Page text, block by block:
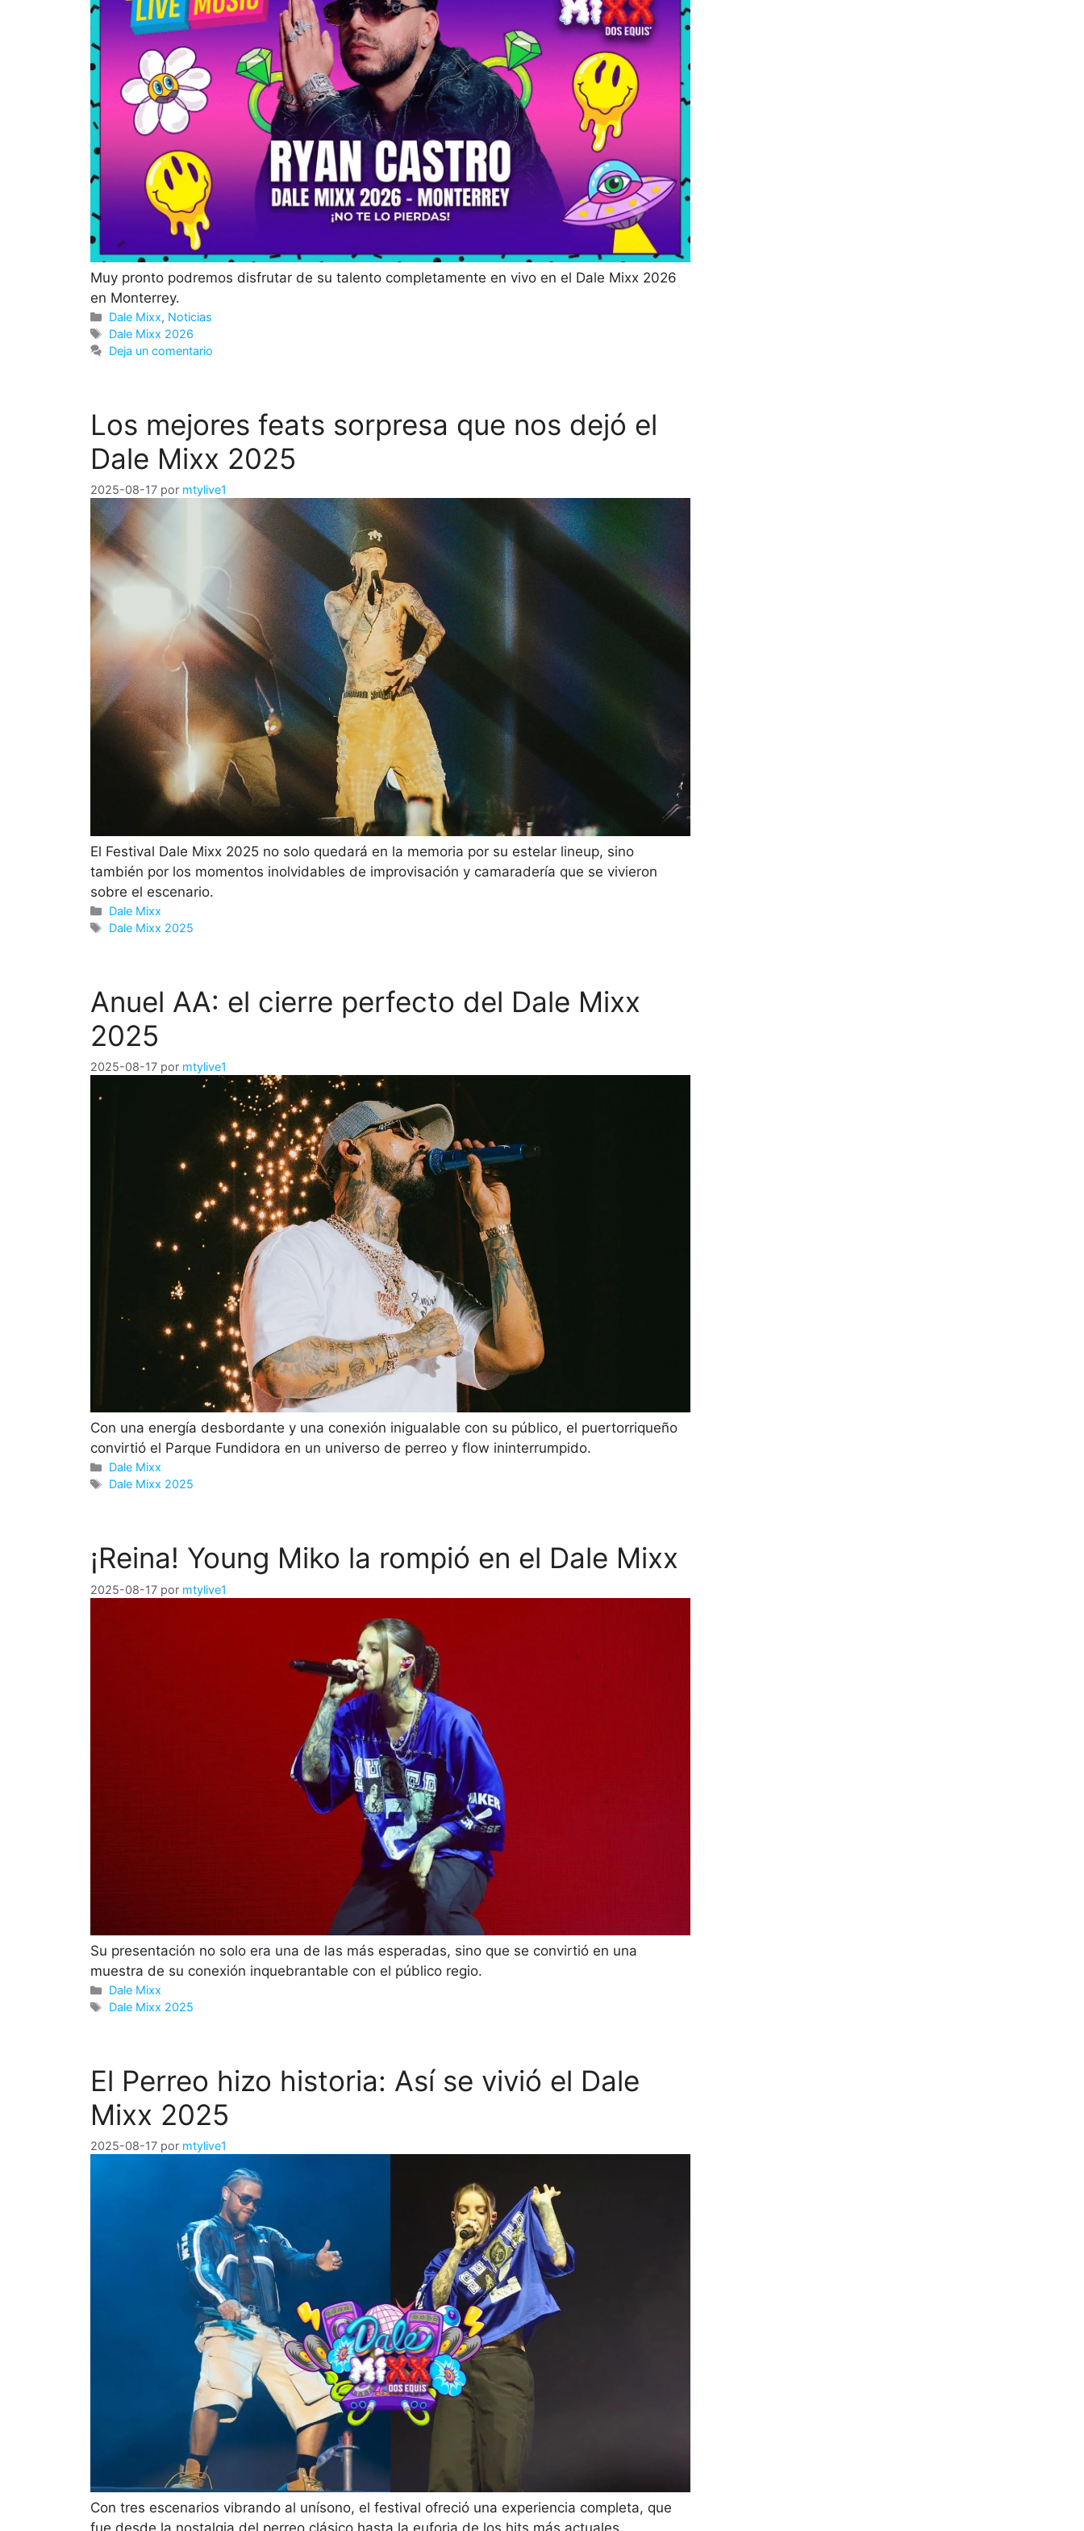
Muy pronto podremos disfrutar de su talento completamente en vivo en el Dale Mixx 2026
en Monterrey.
Categorías
Dale Mixx, Noticias
Etiquetas
Dale Mixx 2026
Deja un comentario
Los mejores feats sorpresa que nos dejó el
Dale Mixx 2025
2025-08-17 por mtylive1
El Festival Dale Mixx 2025 no solo quedará en la memoria por su estelar lineup, sino
también por los momentos inolvidables de improvisación y camaradería que se vivieron
sobre el escenario.
Categorías
Dale Mixx
Etiquetas
Dale Mixx 2025
Anuel AA: el cierre perfecto del Dale Mixx
2025
2025-08-17 por mtylive1
Con una energía desbordante y una conexión inigualable con su público, el puertorriqueño
convirtió el Parque Fundidora en un universo de perreo y flow ininterrumpido.
Categorías
Dale Mixx
Etiquetas
Dale Mixx 2025
¡Reina! Young Miko la rompió en el Dale Mixx
2025-08-17 por mtylive1
Su presentación no solo era una de las más esperadas, sino que se convirtió en una
muestra de su conexión inquebrantable con el público regio.
Categorías
Dale Mixx
Etiquetas
Dale Mixx 2025
El Perreo hizo historia: Así se vivió el Dale
Mixx 2025
2025-08-17 por mtylive1
Con tres escenarios vibrando al unísono, el festival ofreció una experiencia completa, que
fue desde la nostalgia del perreo clásico hasta la euforia de los hits más actuales.